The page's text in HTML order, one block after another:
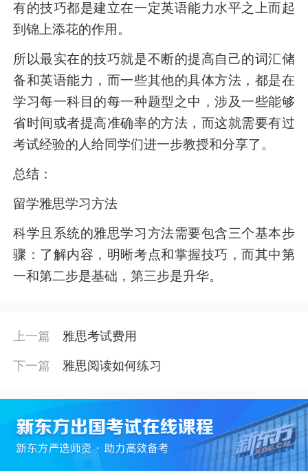
有的技巧都是建立在一定英语能力水平之上而起
到锦上添花的作用。
所以最实在的技巧就是不断的提高自己的词汇储
备和英语能力，而一些其他的具体方法，都是在
学习每一科目的每一种题型之中，涉及一些能够
省时间或者提高准确率的方法，而这就需要有过
考试经验的人给同学们进一步教授和分享了。
总结：
留学雅思学习方法
科学且系统的雅思学习方法需要包含三个基本步
骤：了解内容，明晰考点和掌握技巧，而其中第
一和第二步是基础，第三步是升华。
上一篇 雅思考试费用
下一篇 雅思阅读如何练习